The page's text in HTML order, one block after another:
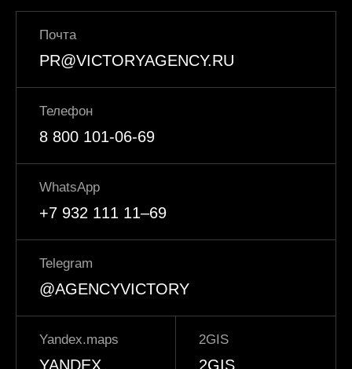
Почта
PR@VICTORYAGENCY.RU
Телефон
8 800 101-06-69
WhatsApp
+7 932 111 11–69‬
Telegram
@AGENCYVICTORY
Yandex.maps
YANDEX
2GIS
2GIS